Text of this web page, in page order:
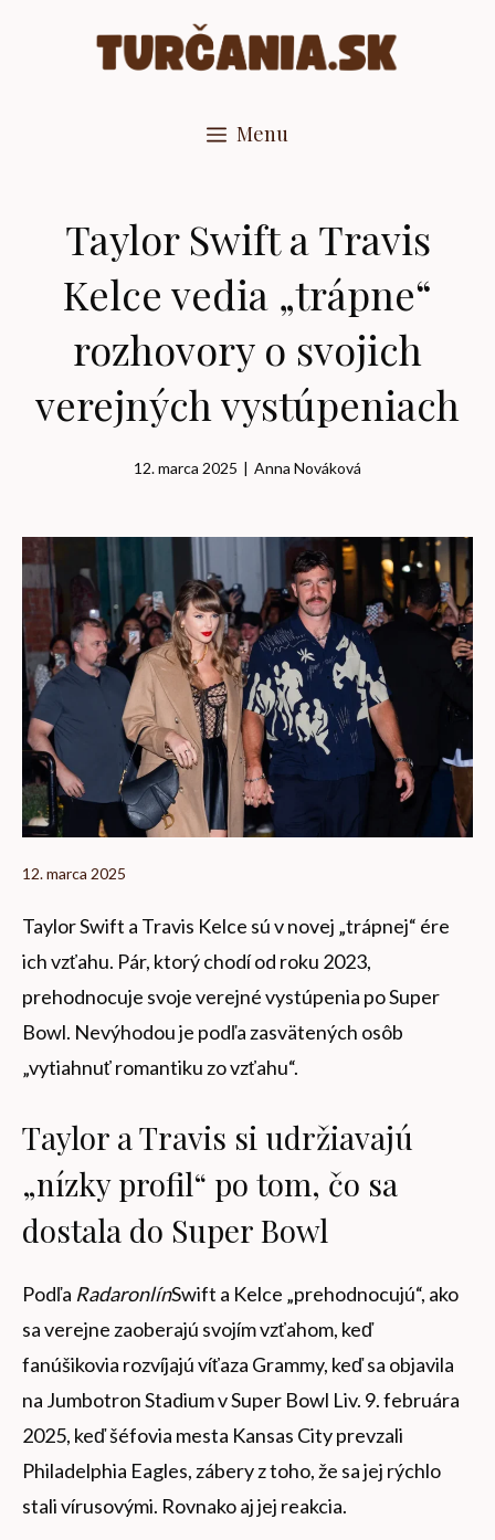
Menu
Taylor Swift a Travis
Kelce vedia „trápne“
rozhovory o svojich
verejných vystúpeniach
12. marca 2025 | Anna Nováková
12. marca 2025
Taylor Swift a Travis Kelce sú v novej „trápnej“ ére
ich vzťahu. Pár, ktorý chodí od roku 2023,
prehodnocuje svoje verejné vystúpenia po Super
Bowl. Nevýhodou je podľa zasvätených osôb
„vytiahnuť romantiku zo vzťahu“.
Taylor a Travis si udržiavajú
„nízky profil“ po tom, čo sa
dostala do Super Bowl
Podľa RadaronlínSwift a Kelce „prehodnocujú“, ako
sa verejne zaoberajú svojím vzťahom, keď
fanúšikovia rozvíjajú víťaza Grammy, keď sa objavila
na Jumbotron Stadium v ​​Super Bowl Liv. 9. februára
2025, keď šéfovia mesta Kansas City prevzali
Philadelphia Eagles, zábery z toho, že sa jej rýchlo
stali vírusovými. Rovnako aj jej reakcia.